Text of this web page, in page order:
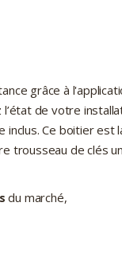
grâce à
l’état de votre
Ce boitier est
trousseau de clés
du marché,